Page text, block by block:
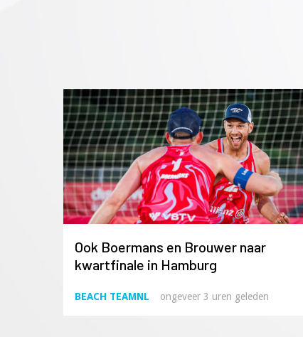
Ook Boermans en Brouwer naar
kwartfinale in Hamburg
BEACH TEAMNL ongeveer 3 uren geleden